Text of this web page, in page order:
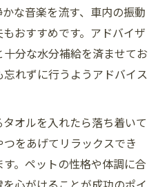
な音楽を流す、車内の振動
おすすめです。アドバイザ
分な水分補給を済ませてお
れずに行うようアドバイス
オルを入れたら落ち着いて
をあげてリラックスでき
。ペットの性格や体調に合